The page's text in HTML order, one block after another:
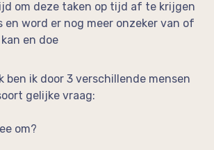
om deze taken op tijd af te krijgen
en word er nog meer onzeker van of
en doe
ben ik door 3 verschillende mensen
gelijke vraag:
om?